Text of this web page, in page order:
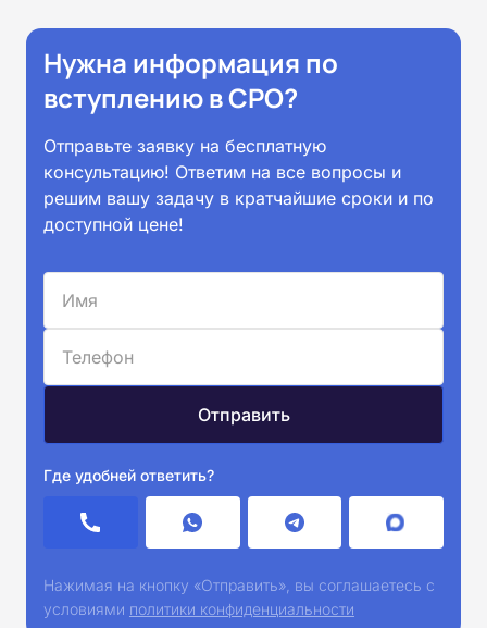
Нужна информация по
вступлению в СРО?
Отправьте заявку на бесплатную
консультацию! Ответим на все вопросы и
решим вашу задачу в кратчайшие сроки и по
доступной цене!
Где удобней ответить?
Нажимая на кнопку «Отправить», вы соглашаетесь с
условиями политики конфиденциальности